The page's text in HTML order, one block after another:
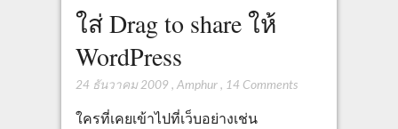
ใส่ Drag to share ให้
WordPress
24 ธันวาคม 2009 , Amphur, 14 Comments
ใครที่เคยเข้าไปที่เว็บอย่างเช่น